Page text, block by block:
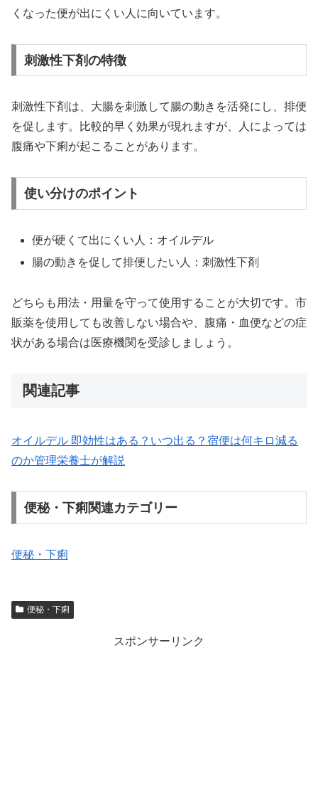
くなった便が出にくい人に向いています。
刺激性下剤の特徴
刺激性下剤は、大腸を刺激して腸の動きを活発にし、排便
を促します。比較的早く効果が現れますが、人によっては
腹痛や下痢が起こることがあります。
使い分けのポイント
便が硬くて出にくい人：オイルデル
腸の動きを促して排便したい人：刺激性下剤
どちらも用法・用量を守って使用することが大切です。市
販薬を使用しても改善しない場合や、腹痛・血便などの症
状がある場合は医療機関を受診しましょう。
関連記事
オイルデル 即効性はある？いつ出る？宿便は何キロ減る
のか管理栄養士が解説
便秘・下痢関連カテゴリー
便秘・下痢
便秘・下痢
スポンサーリンク